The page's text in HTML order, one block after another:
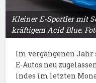
Kleiner E-Sportler mit
kräftigem Acid Blue.
Im vergangenen
E-Autos neu
indes im letzten